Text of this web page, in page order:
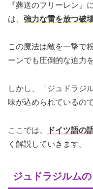
『葬送のフリーレン』
は、 強力な雷を放つ破
この魔法は敵を一撃で
ーンでも圧倒的な迫力
しかし、「ジュドラジ
味が込められているの
ここでは、 ドイツ語の
く解説していきます。
ジュドラジルム